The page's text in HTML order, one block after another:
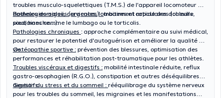
troubles musculo-squelettiques (T.M.S.) de l'appareil locomoteur —
douleurs dorsales, cervicales, lombaires et articulaires (cheville,
pied, hanche…).
Pathologies aiguës (urgences) :traitement rapide des douleurs
soudaines comme le lumbago ou le torticolis.
Pathologies chroniques : approche complémentaire au suivi médical,
pour restaurer le potentiel d'autoguérison et améliorer la qualité de
vie.
Ostéopathie sportive : prévention des blessures, optimisation des
performances et réhabilitation post-traumatique pour les athlètes.
Troubles viscéraux et digestifs : mobilité intestinale réduite, reflux
gastro-œsophagien (R.G.O.), constipation et autres déséquilibres
digestifs.
Gestion du stress et du sommeil : rééquilibrage du système nerveux
pour les troubles du sommeil, les migraines et les manifestations